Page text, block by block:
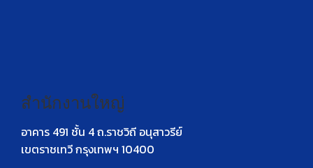
สำนักงานใหญ่
อาคาร 491 ชั้น 4 ถ.ราชวิถี อนุสาวรีย์
เขตราชเทวี กรุงเทพฯ 10400